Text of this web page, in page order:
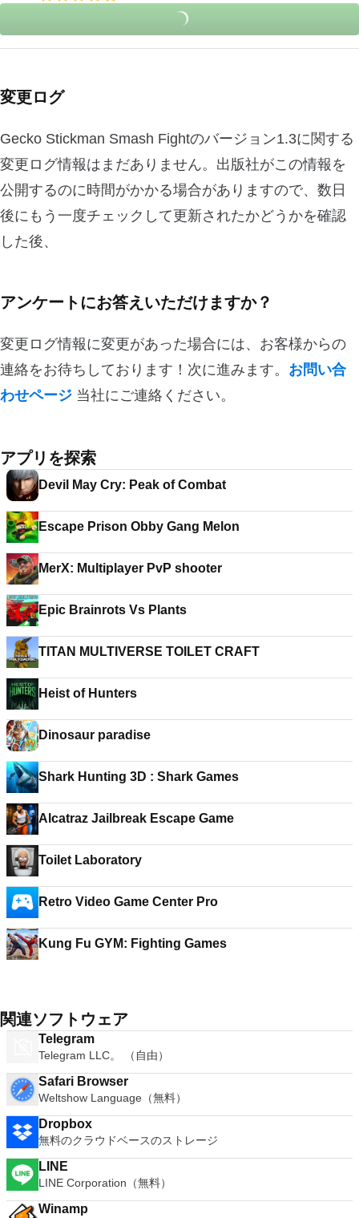
変更ログ
Gecko Stickman Smash Fightのバージョン1.3に関する
変更ログ情報はまだありません。出版社がこの情報を
公開するのに時間がかかる場合がありますので、数日
後にもう一度チェックして更新されたかどうかを確認
した後、
アンケートにお答えいただけますか？
変更ログ情報に変更があった場合には、お客様からの
連絡をお待ちしております！次に進みます。 お問い合
わせページ 当社にご連絡ください。
アプリを探索
Devil May Cry: Peak of Combat
Escape Prison Obby Gang Melon
MerX: Multiplayer PvP shooter
Epic Brainrots Vs Plants
TITAN MULTIVERSE TOILET CRAFT
Heist of Hunters
Dinosaur paradise
Shark Hunting 3D : Shark Games
Alcatraz Jailbreak Escape Game
Toilet Laboratory
Retro Video Game Center Pro
Kung Fu GYM: Fighting Games
関連ソフトウェア
Telegram
Telegram LLC。 （自由）
Safari Browser
Weltshow Language（無料）
Dropbox
無料のクラウドベースのストレージ
LINE
LINE Corporation（無料）
Winamp